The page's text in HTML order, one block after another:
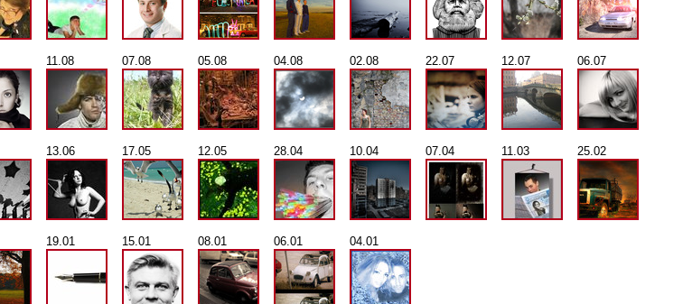
11.08 07.08 05.08 04.08 02.08 22.07 12.07 06.07
13.06 17.05 12.05 28.04 10.04 07.04 11.03 25.02
19.01 15.01 08.01 06.01 04.01